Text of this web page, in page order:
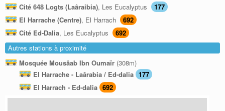
Cité 648 Logts (Laâraibia), Les Eucalyptus
177
El Harrache (Centre), El Harrach
692
Cité Ed-Dalia, Les Eucalyptus
692
Autres stations à proximité
Mosquée Mousâab Ibn Oumaïr (308m)
El Harrache - Laârabia / Ed-dalia 177
El Harrach - Ed-dalia 692